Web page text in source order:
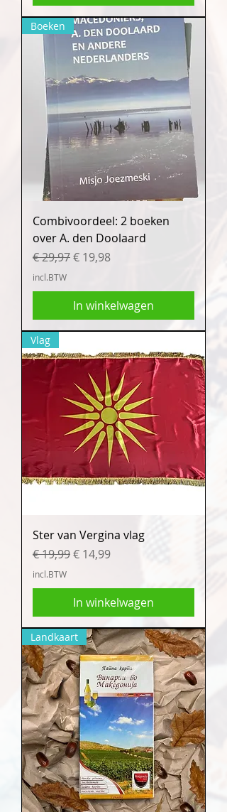
Boeken
Combivoordeel: 2 boeken
over A. den Doolaard
Normale prijs
€ 29,97Verkoopprijs
€ 19,98
incl.BTW
In winkelwagen
Vlag
Ster van Vergina vlag
Normale prijs
€ 19,99Verkoopprijs
€ 14,99
incl.BTW
In winkelwagen
Landkaart